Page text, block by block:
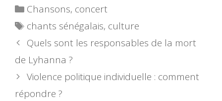
Catégories
Chansons, concert
Étiquettes
chants sénégalais, culture
Quels sont les responsables de la mort
de Lyhanna ?
Violence politique individuelle : comment
répondre ?